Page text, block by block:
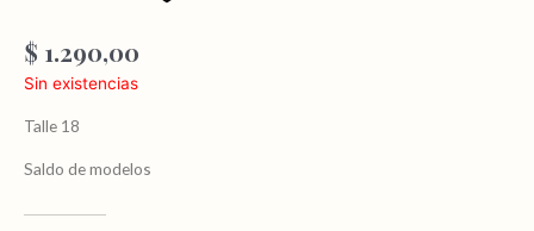
$ 1.290,00
Sin existencias
Talle 18
Saldo de modelos